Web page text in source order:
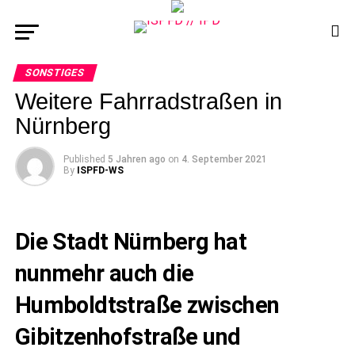
SONSTIGES
Weitere Fahrradstraßen in
Nürnberg
Published 5 Jahren ago on 4. September 2021
By ISPFD-WS
Die Stadt Nürnberg hat
nunmehr auch die
Humboldtstraße zwischen
Gibitzenhofstraße und